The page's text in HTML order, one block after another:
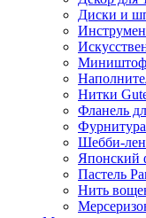
Диски и
Миништоф
Нитки
Фланель
Шебби-
Японский
Пастель
Нить